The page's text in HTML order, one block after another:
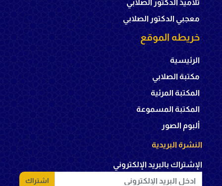
تلاميذ الدكتور الصلابي
معجبي الدكتور الصلابي
خريطه الموقع
الرئيسية
مكتبة الصلابي
المكتبة المرئية
المكتبة المسموعة
ألبوم الصور
النشرة البريدية
الإشتراك بالبريد الإلكتروني
اشتراك